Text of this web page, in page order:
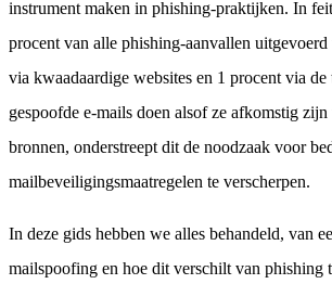
instrument maken in phishing-praktijken. In
procent van alle phishing-aanvallen
via kwaadaardige websites en 1 procent via
gespoofde e-mails doen alsof ze afkomstig
bronnen, onderstreept dit de noodzaak voor
mailbeveiligingsmaatregelen te verscherpen.
In deze gids hebben we alles behandeld, van
mailspoofing en hoe dit verschilt van phishing